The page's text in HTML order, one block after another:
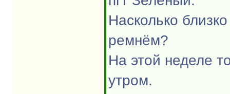
Насколько
ремнём?
На этой неделе
утром.